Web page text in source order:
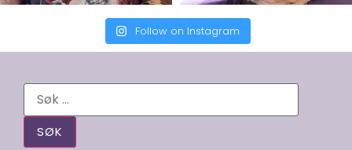
Follow on Instagram